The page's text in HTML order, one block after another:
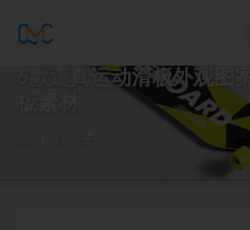
6款逼真运动滑板外观图